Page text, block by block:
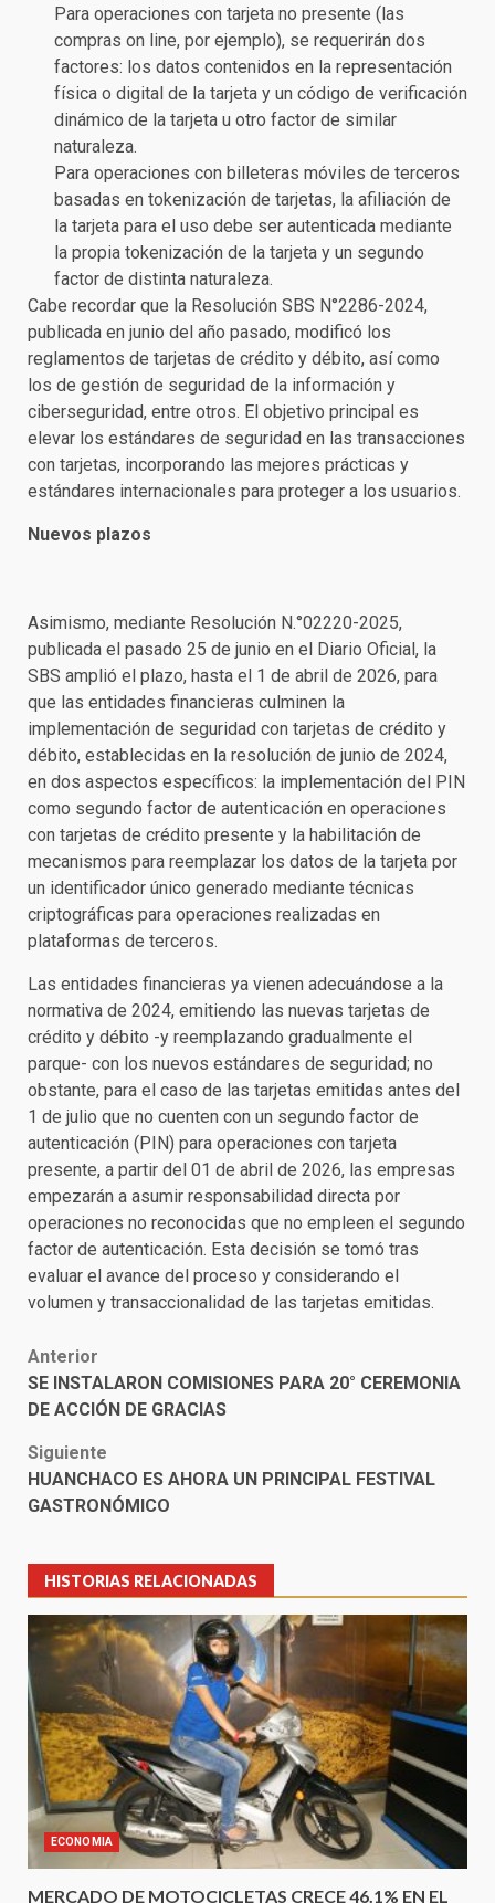
Para operaciones con tarjeta no presente (las
compras on line, por ejemplo), se requerirán dos
factores: los datos contenidos en la representación
física o digital de la tarjeta y un código de verificación
dinámico de la tarjeta u otro factor de similar
naturaleza.
Para operaciones con billeteras móviles de terceros
basadas en tokenización de tarjetas, la afiliación de
la tarjeta para el uso debe ser autenticada mediante
la propia tokenización de la tarjeta y un segundo
factor de distinta naturaleza.
Cabe recordar que la Resolución SBS N°2286-2024,
publicada en junio del año pasado, modificó los
reglamentos de tarjetas de crédito y débito, así como
los de gestión de seguridad de la información y
ciberseguridad, entre otros. El objetivo principal es
elevar los estándares de seguridad en las transacciones
con tarjetas, incorporando las mejores prácticas y
estándares internacionales para proteger a los usuarios.
Nuevos plazos
Asimismo, mediante Resolución N.°02220-2025,
publicada el pasado 25 de junio en el Diario Oficial, la
SBS amplió el plazo, hasta el 1 de abril de 2026, para
que las entidades financieras culminen la
implementación de seguridad con tarjetas de crédito y
débito, establecidas en la resolución de junio de 2024,
en dos aspectos específicos: la implementación del PIN
como segundo factor de autenticación en operaciones
con tarjetas de crédito presente y la habilitación de
mecanismos para reemplazar los datos de la tarjeta por
un identificador único generado mediante técnicas
criptográficas para operaciones realizadas en
plataformas de terceros.
Las entidades financieras ya vienen adecuándose a la
normativa de 2024, emitiendo las nuevas tarjetas de
crédito y débito -y reemplazando gradualmente el
parque- con los nuevos estándares de seguridad; no
obstante, para el caso de las tarjetas emitidas antes del
1 de julio que no cuenten con un segundo factor de
autenticación (PIN) para operaciones con tarjeta
presente, a partir del 01 de abril de 2026, las empresas
empezarán a asumir responsabilidad directa por
operaciones no reconocidas que no empleen el segundo
factor de autenticación. Esta decisión se tomó tras
evaluar el avance del proceso y considerando el
volumen y transaccionalidad de las tarjetas emitidas.
Post
navigation
Anterior
SE INSTALARON COMISIONES PARA 20° CEREMONIA
DE ACCIÓN DE GRACIAS
Siguiente
HUANCHACO ES AHORA UN PRINCIPAL FESTIVAL
GASTRONÓMICO
HISTORIAS RELACIONADAS
ECONOMIA
MERCADO DE MOTOCICLETAS CRECE 46.1% EN EL